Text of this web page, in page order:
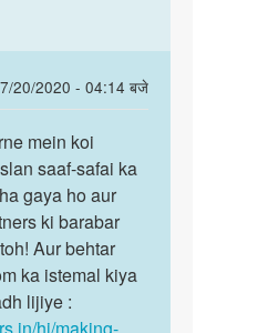
20/2020 - 04:14 बजे
mein koi
saaf-safai ka
gaya ho aur
ki barabar
Aur behtar
ka istemal kiya
lijiye :